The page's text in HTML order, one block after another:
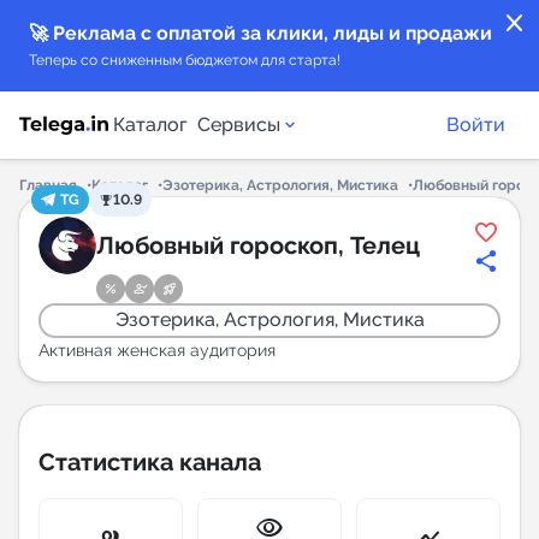
close
🚀 Реклама с оплатой за клики, лиды и продажи
Теперь со сниженным бюджетом для старта!
Каталог Сервисы
Каталог каналов
Каталог ботов
Горящие предложения
Индекс читаемости каналов в Telegram
New
Войти
Главная Каталог Эзотерика, Астрология, Мистика
Любовный
TG
10.9
Любовный гороскоп, Телец
Эзотерика, Астрология, Мистика
Активная женская аудитория
Статистика канала
visibility